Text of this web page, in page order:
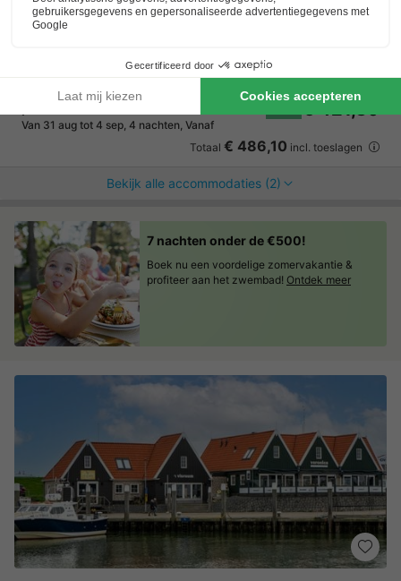
Gelegen in de duinen en op Texel
UNIEKE ACCOMMODATIE 2
Van 31 aug tot 4 sep, 4 nachten, Vanaf
Aanbevolen prijs:
€ 421,80
Totaal € 486,10 incl. toeslagen
Bekijk alle accommodaties (2)
7 nachten onder de €500!
Boek nu een voordelige zomervakantie &
profiteer aan het zwembad! Ontdek meer